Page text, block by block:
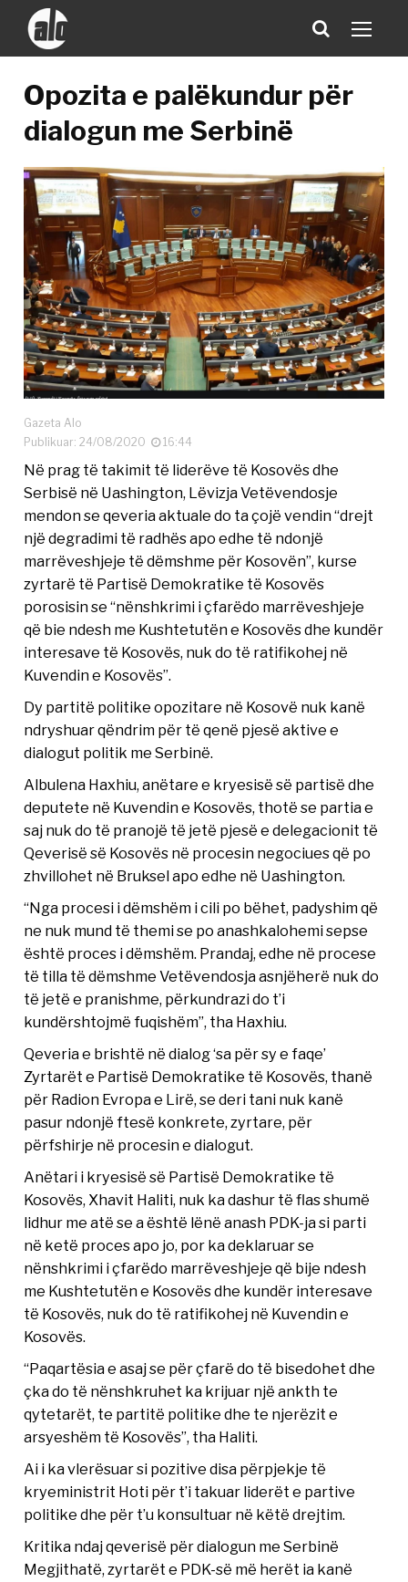
Opozita e palëkundur për
dialogun me Serbinë
Gazeta Alo
Publikuar: 24/08/2020
16:44
Në prag të takimit të liderëve të Kosovës dhe
Serbisë në Uashington, Lëvizja Vetëvendosje
mendon se qeveria aktuale do ta çojë vendin “drejt
një degradimi të radhës apo edhe të ndonjë
marrëveshjeje të dëmshme për Kosovën”, kurse
zyrtarë të Partisë Demokratike të Kosovës
porosisin se “nënshkrimi i çfarëdo marrëveshjeje
që bie ndesh me Kushtetutën e Kosovës dhe kundër
interesave të Kosovës, nuk do të ratifikohej në
Kuvendin e Kosovës”.
Dy partitë politike opozitare në Kosovë nuk kanë
ndryshuar qëndrim për të qenë pjesë aktive e
dialogut politik me Serbinë.
Albulena Haxhiu, anëtare e kryesisë së partisë dhe
deputete në Kuvendin e Kosovës, thotë se partia e
saj nuk do të pranojë të jetë pjesë e delegacionit të
Qeverisë së Kosovës në procesin negociues që po
zhvillohet në Bruksel apo edhe në Uashington.
“Nga procesi i dëmshëm i cili po bëhet, padyshim që
ne nuk mund të themi se po anashkalohemi sepse
është proces i dëmshëm. Prandaj, edhe në procese
të tilla të dëmshme Vetëvendosja asnjëherë nuk do
të jetë e pranishme, përkundrazi do t’i
kundërshtojmë fuqishëm”, tha Haxhiu.
Qeveria e brishtë në dialog ‘sa për sy e faqe’
Zyrtarët e Partisë Demokratike të Kosovës, thanë
për Radion Evropa e Lirë, se deri tani nuk kanë
pasur ndonjë ftesë konkrete, zyrtare, për
përfshirje në procesin e dialogut.
Anëtari i kryesisë së Partisë Demokratike të
Kosovës, Xhavit Haliti, nuk ka dashur të flas shumë
lidhur me atë se a është lënë anash PDK-ja si parti
në ketë proces apo jo, por ka deklaruar se
nënshkrimi i çfarëdo marrëveshjeje që bije ndesh
me Kushtetutën e Kosovës dhe kundër interesave
të Kosovës, nuk do të ratifikohej në Kuvendin e
Kosovës.
“Paqartësia e asaj se për çfarë do të bisedohet dhe
çka do të nënshkruhet ka krijuar një ankth te
qytetarët, te partitë politike dhe te njerëzit e
arsyeshëm të Kosovës”, tha Haliti.
Ai i ka vlerësuar si pozitive disa përpjekje të
kryeministrit Hoti për t’i takuar liderët e partive
politike dhe për t’u konsultuar në këtë drejtim.
Kritika ndaj qeverisë për dialogun me Serbinë
Megjithatë, zyrtarët e PDK-së më herët ia kanë